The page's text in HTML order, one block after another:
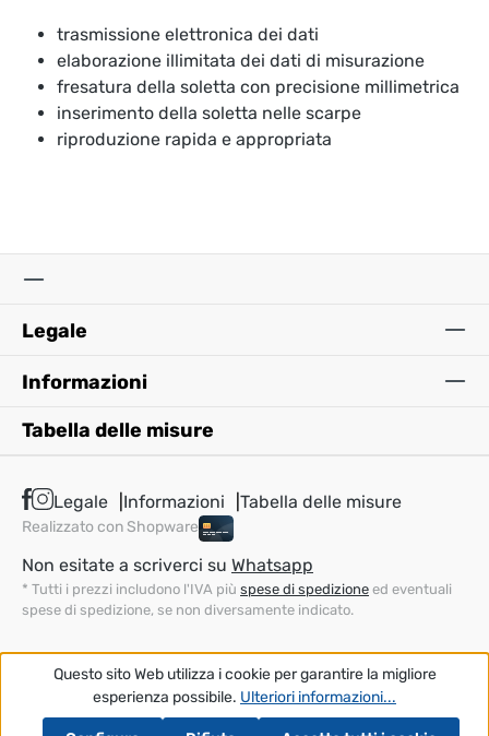
trasmissione elettronica dei dati
elaborazione illimitata dei dati di misurazione
fresatura della soletta con precisione millimetrica
inserimento della soletta nelle scarpe
riproduzione rapida e appropriata
Legale
Informazioni
Tabella delle misure
Legale Informazioni Tabella delle misure
Realizzato con Shopware
Non esitate a scriverci su Whatsapp
* Tutti i prezzi includono l'IVA più spese di spedizione ed eventuali
spese di spedizione, se non diversamente indicato.
Questo sito Web utilizza i cookie per garantire la migliore
esperienza possibile. Ulteriori informazioni...